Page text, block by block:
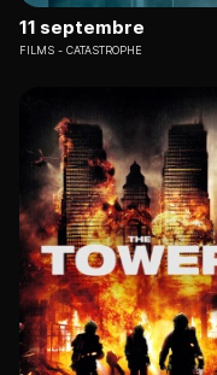
11 septembre
FILMS CATASTROPHE